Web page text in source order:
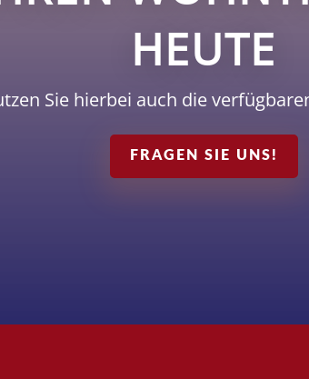
HEUTE
Sie hierbei auch die
FRAGEN SIE UNS!